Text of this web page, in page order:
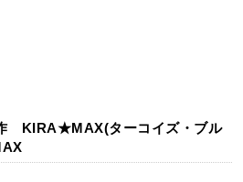
KIRA★MAX(ターコイズ・ブル